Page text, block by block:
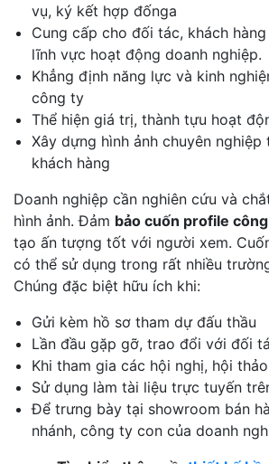
vụ, ký kết hợp đốnga
Cung cấp cho đối tác, khách
lĩnh vực hoạt động doanh nghiệp.
Khẳng định năng lực và kinh
công ty
Thể hiện giá trị, thành tựu hoạt
Xây dựng hình ảnh chuyên
khách hàng
Doanh nghiệp cần nghiên cứu và
hình ảnh. Đảm bảo cuốn profile
tạo ấn tượng tốt với người xem.
có thể sử dụng trong rất nhiều
Chúng đặc biệt hữu ích khi:
Gửi kèm hồ sơ tham dự đấu thầu
Lần đầu gặp gỡ, trao đổi với đối
Khi tham gia các hội nghị, hội thảo
Sử dụng làm tài liệu trực tuyến
Để trưng bày tại showroom bán
nhánh, công ty con của doanh